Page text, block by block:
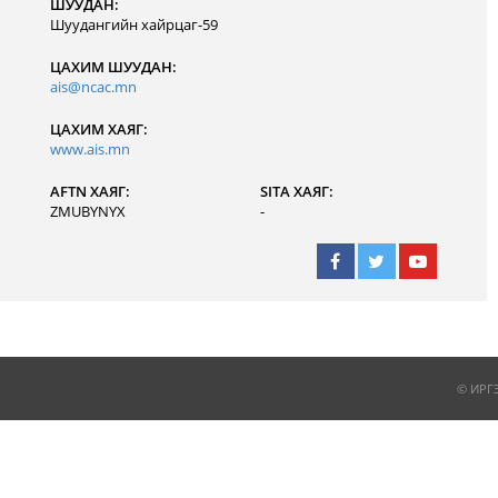
ШУУДАН:
Шуудангийн хайрцаг-59
ЦАХИМ ШУУДАН:
ais@ncac.mn
ЦАХИМ ХАЯГ:
www.ais.mn
AFTN ХАЯГ:
ZMUBYNYX
SITA ХАЯГ:
-
©